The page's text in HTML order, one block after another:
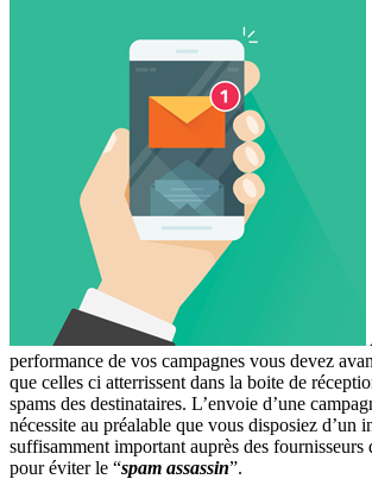
performance de vos campagnes vous devez
que celles ci atterrissent dans la boite de
spams des destinataires. L’envoie d’une
nécessite au préalable que vous disposiez d’un
suffisamment important auprès des fournisseurs
pour éviter le “spam assassin”.